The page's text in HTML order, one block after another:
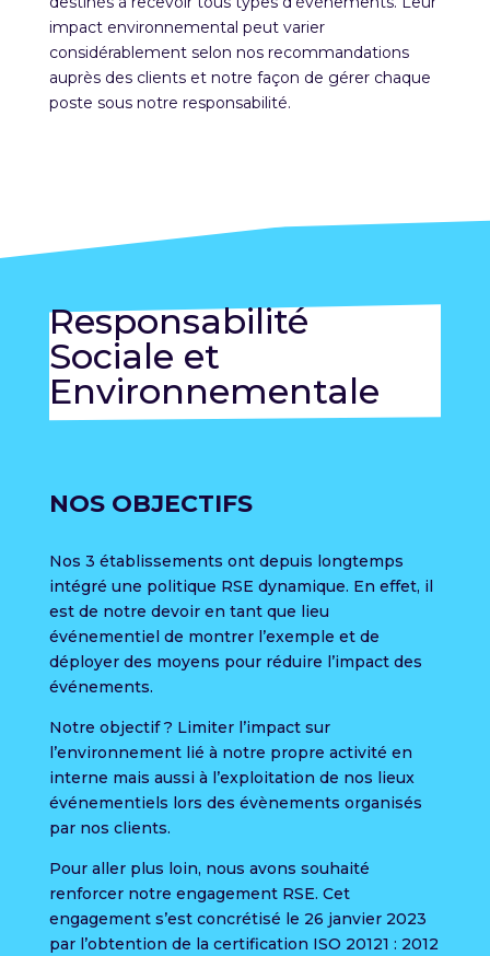
impact environnemental peut varier
considérablement selon nos recommandations
auprès des clients et notre façon de gérer chaque
poste sous notre responsabilité.
Responsabilité
Sociale et
Environnementale
NOS OBJECTIFS
Nos 3 établissements ont depuis longtemps
intégré une politique RSE dynamique. En effet, il
est de notre devoir en tant que lieu
événementiel de montrer l’exemple et de
déployer des moyens pour réduire l’impact des
événements.
Notre objectif ? Limiter l’impact sur
l’environnement lié à notre propre activité en
interne mais aussi à l’exploitation de nos lieux
événementiels lors des évènements organisés
par nos clients.
Pour aller plus loin, nous avons souhaité
renforcer notre engagement RSE. Cet
engagement s’est concrétisé le 26 janvier 2023
par l’obtention de la certification ISO 20121 : 2012